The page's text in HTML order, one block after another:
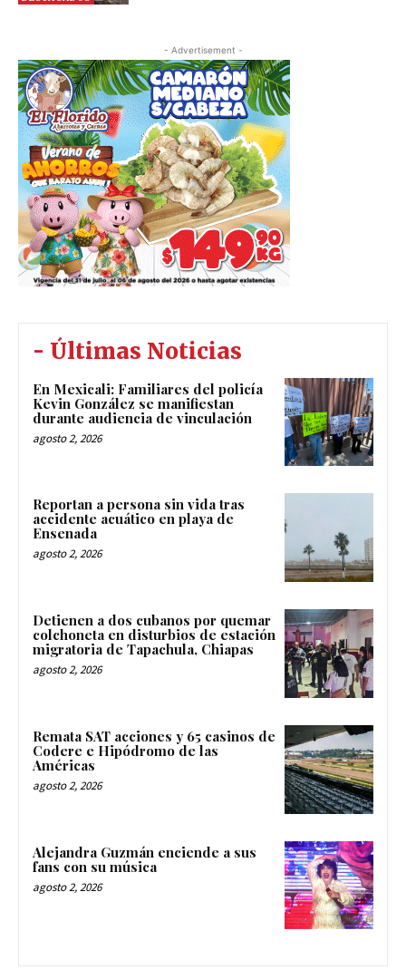
- Advertisement -
- Últimas Noticias
En Mexicali: Familiares del policía
Kevin González se manifiestan
durante audiencia de vinculación
agosto 2, 2026
Reportan a persona sin vida tras
accidente acuático en playa de
Ensenada
agosto 2, 2026
Detienen a dos cubanos por quemar
colchoneta en disturbios de estación
migratoria de Tapachula, Chiapas
agosto 2, 2026
Remata SAT acciones y 65 casinos de
Codere e Hipódromo de las
Américas
agosto 2, 2026
Alejandra Guzmán enciende a sus
fans con su música
agosto 2, 2026